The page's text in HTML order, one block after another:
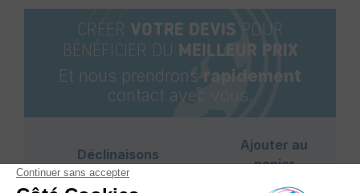
CRÉER VOTRE DEVIS POUR
BÉNÉFICIER DU MEILLEUR PRIX
Et nous prendrons rapidement
contact avec vous.
Déclinaisons
Ajouter au
panier